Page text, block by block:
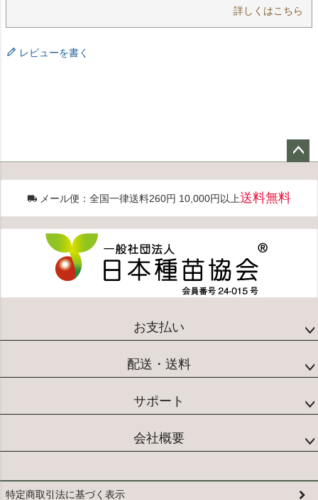
詳しくはこちら
レビューを書く
ップ
へ
メール便：全国一律送料260円 10,000円以上送料無料
お支払い
配送・送料
サポート
会社概要
特定商取引法に基づく表示